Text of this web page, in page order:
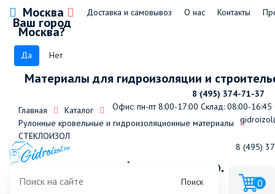
Москва
Ваш город
Москва?
Да Нет
Доставка и самовывоз О нас Контакты
Материалы для гидроизоляции и
8 (495) 374-71-37
Офис: пн-пт 8:00-17:00 Склад: 08:00-16:45
8 (495)
Поиск 0
Главная
Каталог
Рулонные кровельные и гидроизоляционные материалы
СТЕКЛОИЗОЛ
Стеклоизол К-4,5 с/т каркас кр.сер.